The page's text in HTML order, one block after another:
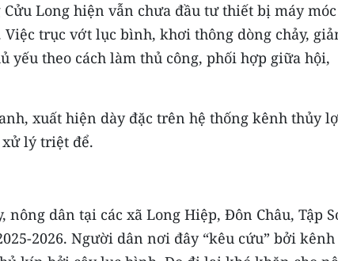
Long hiện vẫn chưa đầu tư thiết bị máy
trục vớt lục bình, khơi thông dòng chảy,
yếu theo cách làm thủ công, phối hợp giữa hội,
xuất hiện dày đặc trên hệ thống kênh thủy
lý triệt để.
dân tại các xã Long Hiệp, Đôn Châu, Tập
2026. Người dân nơi đây “kêu cứu” bởi kênh